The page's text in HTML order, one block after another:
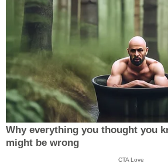
Why everything you thought you
might be wrong
CTA Love